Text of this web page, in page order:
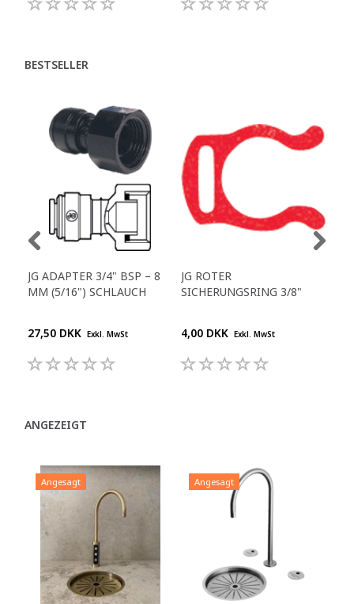
BESTSELLER
JG ADAPTER 3/4" BSP – 8
MM (5/16") SCHLAUCH
27,50 DKK Exkl. MwSt
JG ROTER
SICHERUNGSRING 3/8"
4,00 DKK Exkl. MwSt
ANGEZEIGT
Angesagt Angesagt